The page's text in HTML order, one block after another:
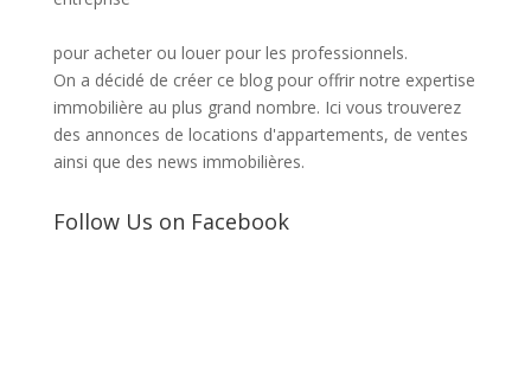
pour acheter ou louer pour les professionnels.
On a décidé de créer ce blog pour offrir notre expertise
immobilière au plus grand nombre. Ici vous trouverez
des annonces de locations d'appartements, de ventes
ainsi que des news immobilières.
Follow Us on Facebook